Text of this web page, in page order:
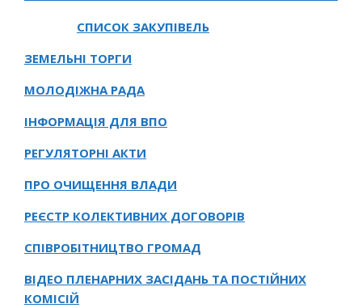
СПИСОК ЗАКУПІВЕЛЬ
ЗЕМЕЛЬНІ ТОРГИ
МОЛОДІЖНА РАДА
ІНФОРМАЦІЯ ДЛЯ ВПО
РЕГУЛЯТОРНІ АКТИ
ПРО ОЧИЩЕННЯ ВЛАДИ
РЕЄСТР КОЛЕКТИВНИХ ДОГОВОРІВ
СПІВРОБІТНИЦТВО ГРОМАД
ВІДЕО ПЛЕНАРНИХ ЗАСІДАНЬ ТА ПОСТІЙНИХ
КОМІСІЙ